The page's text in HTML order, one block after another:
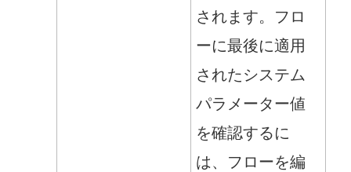
されます。フロ
ーに最後に適用
されたシステム
パラメーター値
を確認するに
は、フローを編